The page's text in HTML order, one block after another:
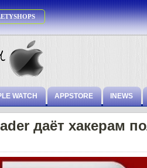
WATCH APPSTORE INEWS
даёт хакерам